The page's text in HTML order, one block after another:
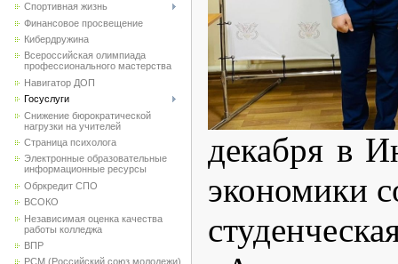
Спортивная жизнь
Финансовое просвещение
Кибердружина
Всероссийская олимпиада
профессионального мастерства
Навигатор ДОП
Госуслуги
Снижение бюрократической
нагрузки на учителей
Страница психолога
Электронные образовательные
информационные ресурсы
Обркредит СПО
ВСОКО
Независимая оценка качества
работы колледжа
ВПР
РСМ (Российский союз молодежи)
декабря в
экономики